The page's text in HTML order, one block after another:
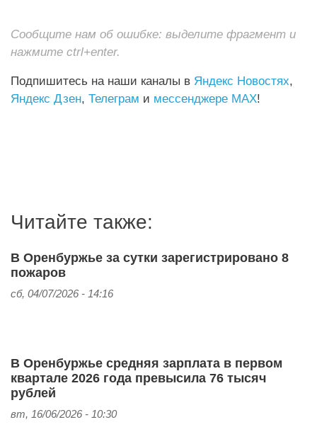
Сообщите нам об ошибке: выделите фрагмент и
нажмите ctrl+enter.
Подпишитесь на наши каналы в Яндекс Новостях,
Яндекс Дзен, Телеграм и мессенджере MAX!
Читайте также:
В Оренбуржье за сутки зарегистрировано 8
пожаров
сб, 04/07/2026 - 14:16
В Оренбуржье средняя зарплата в первом
квартале 2026 года превысила 76 тысяч
рублей
вт, 16/06/2026 - 10:30